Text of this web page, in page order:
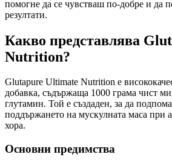
помогне да се чувстваш по-добре и да
резултати.
Какво представлява
Nutrition?
Glutapure Ultimate Nutrition е
добавка, съдържаща 1000 грама чист
глутамин. Той е създаден, за да
поддържането на мускулната маса при
хора.
Основни предимства